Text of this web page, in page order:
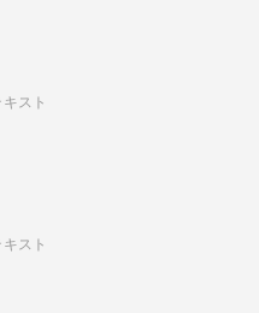
スト
スト